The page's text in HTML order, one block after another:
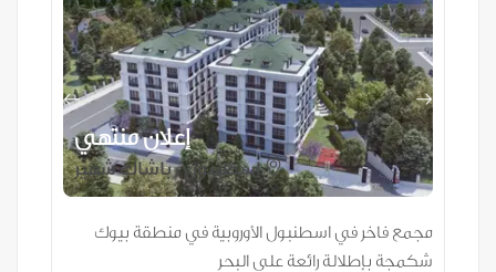
إعلان منتهي
اسطنبول ، باشاك شهير
مجمع فاخر في اسطنبول الأوروبية في منطقة بيوك
شكمجة بإطلالة رائعة على البحر